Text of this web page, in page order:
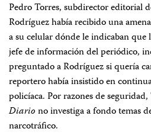
Pedro Torres, subdirector editorial
Rodríguez había recibido una
a su celular dónde le indicaban que
jefe de información del periódico,
preguntado a Rodríguez si quería
reportero había insistido en
policíaca. Por razones de
Diariono investiga a fondo temas
narcotráfico.